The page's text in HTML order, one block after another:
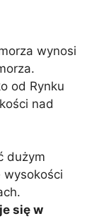
wynosi
od Rynku
nad
dużym
wysokości
się w